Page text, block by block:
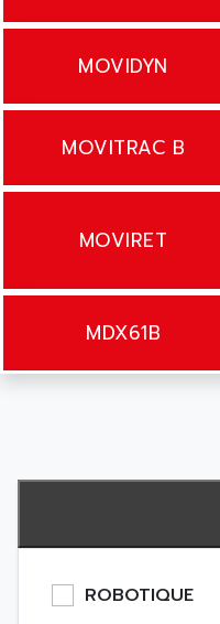
MOVIDYN
MOVITRAC B
MOVIRET
MDX61B
ROBOTIQUE